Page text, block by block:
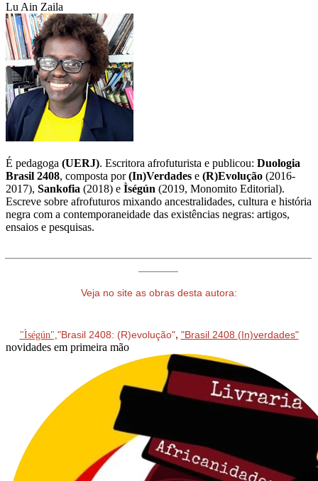
Lu Ain Zaila
É pedagoga (UERJ). Escritora afrofuturista e publicou: Duologia
Brasil 2408, composta por(In)Verdades e (R)Evolução (2016-
2017), Sankofia (2018) e Ìségún (2019, Monomito Editorial).
Escreve sobre afrofuturos mixando ancestralidades, cultura e história
negra com a contemporaneidade das existências negras: artigos,
ensaios e pesquisas.
Veja no site as obras desta autora:
"Ìségún","Brasil 2408: (R)evolução", "Brasil 2408 (In)verdades"
novidades em primeira mão